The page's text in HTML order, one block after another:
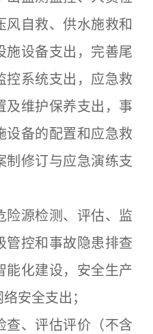
风自救、供水施救和
施设备支出，完善尾
控系统支出，应急救
及维护保养支出，事
设备的配置和应急救
制修订与应急演练支
源检测、评估、监
管控和事故隐患排查
能化建设，安全生产
安全支出；
、评估评价（不含